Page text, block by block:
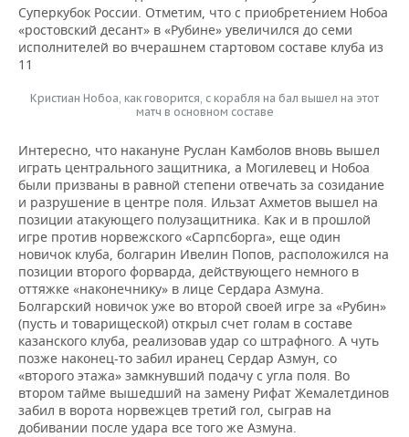
Суперкубок России. Отметим, что с приобретением Нобоа
«ростовский десант» в «Рубине» увеличился до семи
исполнителей во вчерашнем стартовом составе клуба из
11
Кристиан Нобоа, как говорится, с корабля на бал вышел на этот
матч в основном составе
Интересно, что накануне Руслан Камболов вновь вышел
играть центрального защитника, а Могилевец и Нобоа
были призваны в равной степени отвечать за созидание
и разрушение в центре поля. Ильзат Ахметов вышел на
позиции атакующего полузащитника. Как и в прошлой
игре против норвежского «Сарпсборга», еще один
новичок клуба, болгарин Ивелин Попов, расположился на
позиции второго форварда, действующего немного в
оттяжке «наконечнику» в лице Сердара Азмуна.
Болгарский новичок уже во второй своей игре за «Рубин»
(пусть и товарищеской) открыл счет голам в составе
казанского клуба, реализовав удар со штрафного. А чуть
позже наконец-то забил иранец Сердар Азмун, со
«второго этажа» замкнувший подачу с угла поля. Во
втором тайме вышедший на замену Рифат Жемалетдинов
забил в ворота норвежцев третий гол, сыграв на
добивании после удара все того же Азмуна.